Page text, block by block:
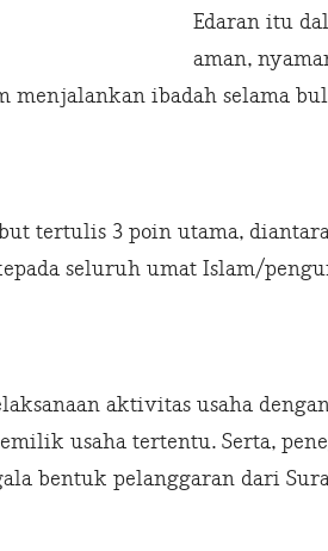
Edaran itu
aman,
menjalankan ibadah selama
tertulis 3 poin utama,
seluruh umat Islam/
aktivitas usaha
usaha tertentu. Serta,
bentuk pelanggaran dari